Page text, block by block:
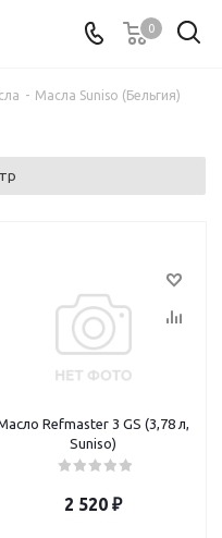
0
- Масла Suniso (Бельгия)
Refmaster 3 GS (3,78 л,
Suniso)
2 520 ₽